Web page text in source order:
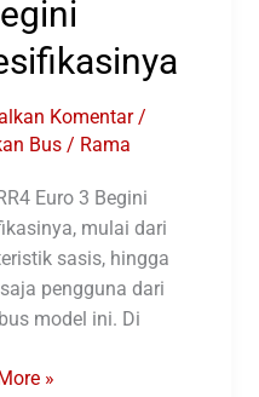
Komentar /
Bus/ Rama
Euro 3 Begini
mulai dari
sasis, hingga
pengguna dari
model ini. Di
»